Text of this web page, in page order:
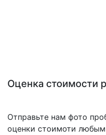
Оценка стоимости
Отправьте нам фото
оценки стоимоти